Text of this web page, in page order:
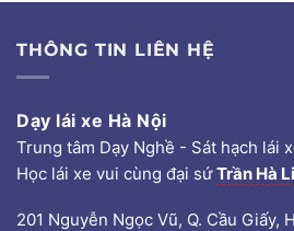
THÔNG TIN LIÊN HỆ
Dạy lái xe Hà Nội
Trung tâm Dạy Nghề - Sát hạch lái
Học lái xe vui cùng đại sứTrần Hà
201 Nguyễn Ngọc Vũ, Q. Cầu Giấy,